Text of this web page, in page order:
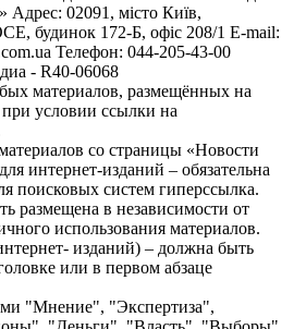
Адрес: 02091, місто Київ,
будинок 172-Б, офіс 208/1 E-mail:
Телефон: 044-205-43-00
- R40-06068
материалов, размещённых на
при условии ссылки на
со страницы «Новости
интернет-изданий – обязательна
поисковых систем гиперссылка.
размещена в независимости от
использования материалов.
изданий) – должна быть
или в первом абзаце
"Мнение", "Экспертиза",